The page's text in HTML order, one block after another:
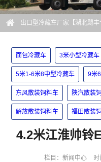
出口型冷藏车厂家【湖北飓丰
面包冷藏车 3米小型冷藏车
5米1-6米8中型冷藏车 9米
东风散装饲料车 陕汽散装
解放散装饲料车 福田散装
4.2米江淮帅铃
栏目： 新闻中心